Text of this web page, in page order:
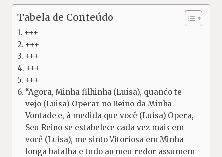
Tabela de Conteúdo
+++
+++
+++
+++
+++
“Agora, Minha filhinha (Luisa), quando te
vejo (Luisa) Operar no Reino da Minha
Vontade e, à medida que você (Luisa) Opera,
Seu Reino se estabelece cada vez mais em
você (Luisa), me sinto Vitoriosa em Minha
longa batalha e tudo ao meu redor assumem